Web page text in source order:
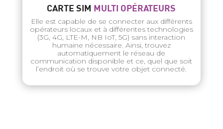
CARTE SIM MULTI OPÉRATEURS
Elle est capable de se connecter aux différents
opérateurs locaux et à différentes technologies
(3G, 4G, LTE-M, NB IoT, 5G) sans interaction
humaine nécessaire. Ainsi, trouvez
automatiquement le réseau de
communication disponible et ce, quel que soit
l’endroit où se trouve votre objet connecté.